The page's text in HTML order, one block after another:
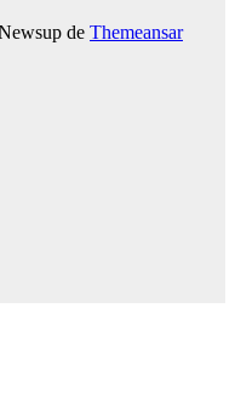
de Themeansar